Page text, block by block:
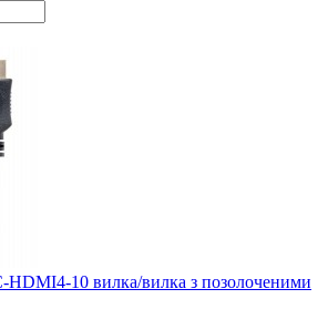
HDMI4-10 вилка/вилка з позолоченими